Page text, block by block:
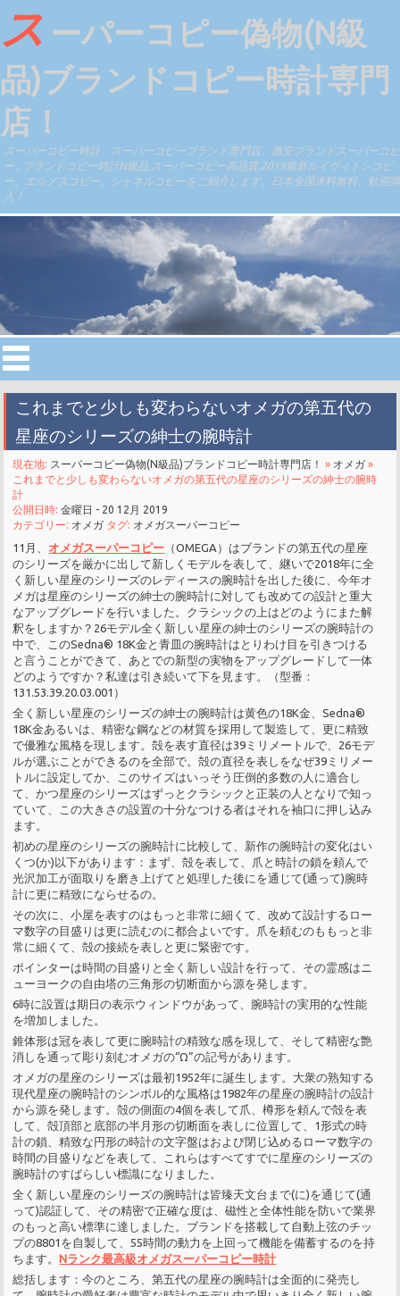
ス ーパーコピー偽物(N級
品)ブランドコピー時計専門
店！
スーパーコピー時計、スーパーコピーブランド専門店、激安ブランドスーパーコピ
ー , ブランドコピー時計N級品,スーパーコピー高品質,2019最新ルイヴィトンコピ
ー、エルメスコピー、シャネルコピーをご紹介します。日本全国送料無料、歓迎購
入！
これまでと少しも変わらないオメガの第五代の
星座のシリーズの紳士の腕時計
現在地: スーパーコピー偽物(N級品)ブランドコピー時計専門店！ » オメガ »
これまでと少しも変わらないオメガの第五代の星座のシリーズの紳士の腕時
計
公開日時:金曜日 - 20 12月 2019
カテゴリー: オメガ タグ: オメガスーパーコピー
11月、 オメガスーパーコピー （OMEGA）はブランドの第五代の星座
のシリーズを厳かに出して新しくモデルを表して、継いで2018年に全
く新しい星座のシリーズのレディースの腕時計を出した後に、今年オ
メガは星座のシリーズの紳士の腕時計に対しても改めての設計と重大
なアップグレードを行いました。クラシックの上はどのようにまた解
釈をしますか？26モデル全く新しい星座の紳士のシリーズの腕時計の
中で、このSedna® 18K金と青皿の腕時計はとりわけ目を引きつける
と言うことができて、あとでの新型の実物をアップグレードして一体
どのようですか？私達は引き続いて下を見ます。（型番：
131.53.39.20.03.001）
全く新しい星座のシリーズの紳士の腕時計は黄色の18K金、Sedna®
18K金あるいは、精密な鋼などの材質を採用して製造して、更に精致
で優雅な風格を現します。殻を表す直径は39ミリメートルで、26モデ
ルが選ぶことができるのを全部で。殻の直径を表しをなぜ39ミリメー
トルに設定してか、このサイズはいっそう圧倒的多数の人に適合し
て、かつ星座のシリーズはずっとクラシックと正装の人となりで知っ
ていて、この大きさの設置の十分なつける者はそれを袖口に押し込み
ます。
初めの星座のシリーズの腕時計に比較して、新作の腕時計の変化はい
くつ(か)以下があります：まず、殻を表して、爪と時計の鎖を頼んで
光沢加工が面取りを磨き上げてと処理した後にを通じて(通って)腕時
計に更に精致にならせるの。
その次に、小屋を表すのはもっと非常に細くて、改めて設計するロー
マ数字の目盛りは更に読むのに都合よいです。爪を頼むのももっと非
常に細くて、殻の接続を表しと更に緊密です。
ポインターは時間の目盛りと全く新しい設計を行って、その霊感はニ
ューヨークの自由塔の三角形の切断面から源を発します。
6時に設置は期日の表示ウィンドウがあって、腕時計の実用的な性能
を増加しました。
錐体形は冠を表して更に腕時計の精致な感を現して、そして精密な艶
消しを通って彫り刻むオメガの“Ω”の記号があります。
オメガの星座のシリーズは最初1952年に誕生します。大衆の熟知する
現代星座の腕時計のシンボル的な風格は1982年の星座の腕時計の設計
から源を発します。殻の側面の4個を表して爪、樽形を頼んで殻を表
して、殻頂部と底部の半月形の切断面を表しに位置して、1形式の時
計の鎖、精致な円形の時計の文字盤はおよび閉じ込めるローマ数字の
時間の目盛りなどを表して、これらはすべてすでに星座のシリーズの
腕時計のすばらしい標識になりました。
全く新しい星座のシリーズの腕時計は皆臻天文台まで(に)を通じて(通
って)認証して、その精密で正確な度は、磁性と全体性能を防いで業界
のもっと高い標準に達しました。ブランドを搭載して自動上弦のチッ
プの8801を自製して、55時間の動力を上回って機能を備蓄するのを持
ちます。Nランク最高級オメガスーパーコピー時計
総括します：今のところ、第五代の星座の腕時計は全面的に発売し